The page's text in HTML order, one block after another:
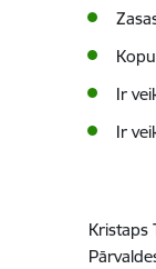
Ir
Ir
Kristaps